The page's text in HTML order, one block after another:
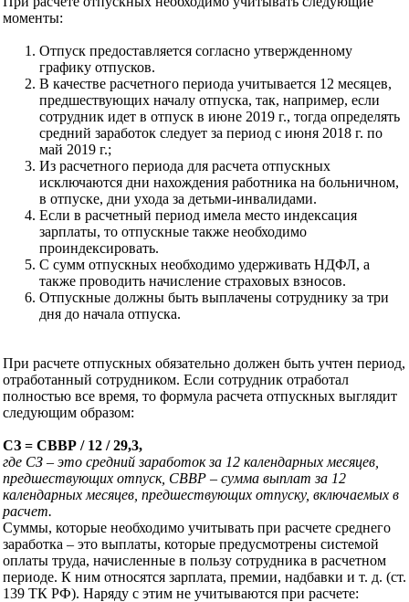
моменты:
Отпуск предоставляется согласно утвержденному
графику отпусков.
В качестве расчетного периода учитывается 12 месяцев,
предшествующих началу отпуска, так, например, если
сотрудник идет в отпуск в июне 2019 г., тогда определять
средний заработок следует за период с июня 2018 г. по
май 2019 г.;
Из расчетного периода для расчета отпускных
исключаются дни нахождения работника на больничном,
в отпуске, дни ухода за детьми-инвалидами.
Если в расчетный период имела место индексация
зарплаты, то отпускные также необходимо
проиндексировать.
С сумм отпускных необходимо удерживать НДФЛ, а
также проводить начисление страховых взносов.
Отпускные должны быть выплачены сотруднику за три
дня до начала отпуска.
При расчете отпускных обязательно должен быть учтен период,
отработанный сотрудником. Если сотрудник отработал
полностью все время, то формула расчета отпускных выглядит
следующим образом:
СЗ = СВВР / 12 / 29,3,
где СЗ – это средний заработок за 12 календарных месяцев,
предшествующих отпуск, СВВР – сумма выплат за 12
календарных месяцев, предшествующих отпуску, включаемых в
расчет.
Суммы, которые необходимо учитывать при расчете среднего
заработка – это выплаты, которые предусмотрены системой
оплаты труда, начисленные в пользу сотрудника в расчетном
периоде. К ним относятся зарплата, премии, надбавки и т. д. (ст.
139 ТК РФ). Наряду с этим не учитываются при расчете: